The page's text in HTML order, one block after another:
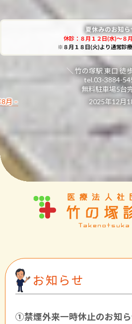
18日 令和7年度 年末年始のお知らせ
夏休みのお知ら
休診：８月１２日(水)～８
※８月１８日(火)より通常診療
＼ 竹の塚駅 東口 徒
tel.03-3884-
無料駐車場5台
お知らせ
①禁煙外来一時休止のお知